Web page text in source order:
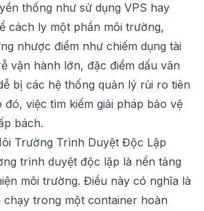
thống như sử dụng VPS hay
cách ly một phần môi trường,
nhược điểm như chiếm dụng tài
vận hành lớn, đặc điểm dấu vân
bị các hệ thống quản lý rủi ro tiên
đó, việc tìm kiếm giải pháp bảo vệ
bách.
Trường Trình Duyệt Độc Lập
trình duyệt độc lập là nền tảng
môi trường. Điều này có nghĩa là
chạy trong một container hoàn